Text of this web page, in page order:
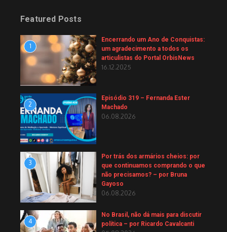
Featured Posts
1
Encerrando um Ano de Conquistas:
um agradecimento a todos os
articulistas do Portal OrbisNews
16.12.2025
2
Episódio 319 – Fernanda Ester
Machado
06.08.2026
3
Por trás dos armários cheios: por
que continuamos comprando o que
não precisamos? – por Bruna
Gayoso
06.08.2026
4
No Brasil, não dá mais para discutir
política – por Ricardo Cavalcanti